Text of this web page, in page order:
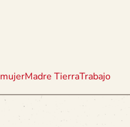
Madre TierraTrabajo